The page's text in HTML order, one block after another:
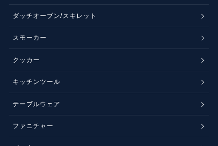
ダッチオーブン/スキレット
スモーカー
クッカー
キッチンツール
テーブルウェア
ファニチャー